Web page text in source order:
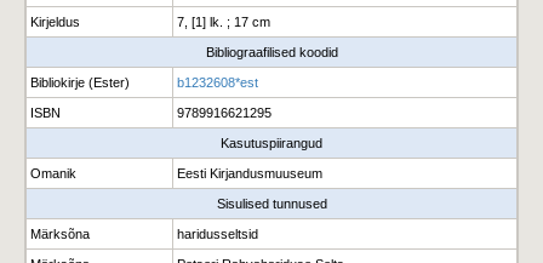
Kirjeldus 7, [1] lk. ; 17 cm
Bibliograafilised koodid
Bibliokirje (Ester) b1232608*est
ISBN 9789916621295
Kasutuspiirangud
Omanik Eesti Kirjandusmuuseum
Sisulised tunnused
Märksõna haridusseltsid